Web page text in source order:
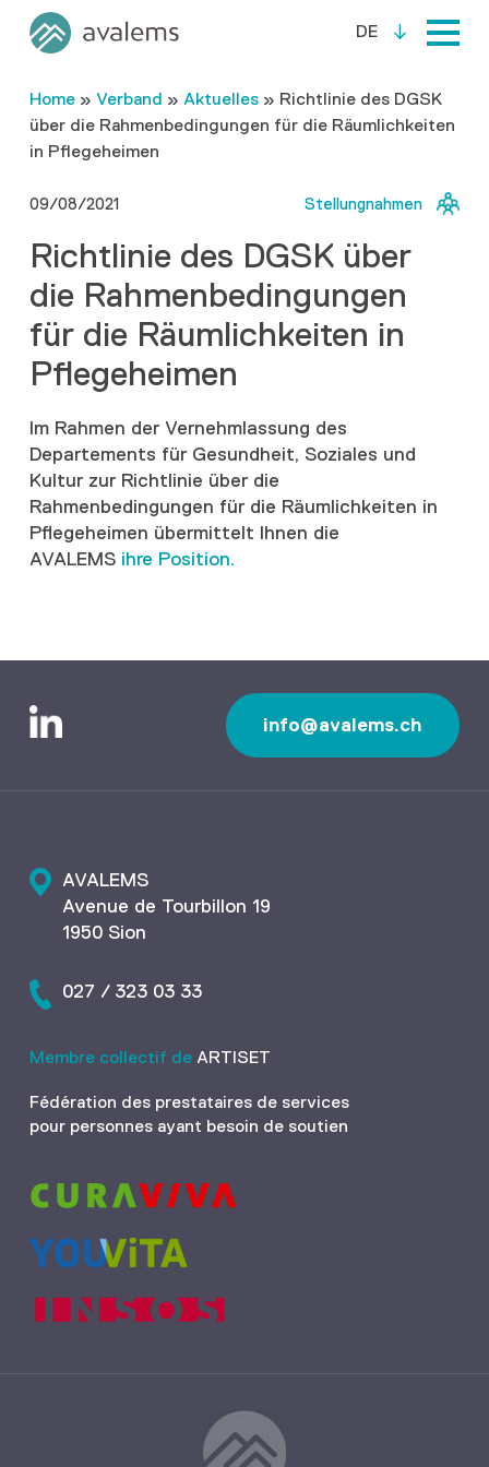
DE
Home» Verband » Aktuelles» Richtlinie des DGSK
über die Rahmenbedingungen für die Räumlichkeiten
in Pflegeheimen
09/08/2021 Stellungnahmen
Richtlinie des DGSK über
die Rahmenbedingungen
für die Räumlichkeiten in
Pflegeheimen
Im Rahmen der Vernehmlassung des
Departements für Gesundheit, Soziales und
Kultur zur Richtlinie über die
Rahmenbedingungen für die Räumlichkeiten in
Pflegeheimen übermittelt Ihnen die
AVALEMS ihre Position.
info@avalems.ch
AVALEMS
Avenue de Tourbillon 19
1950 Sion
027 / 323 03 33
Membre collectif deARTISET
Fédération des prestataires de services
pour personnes ayant besoin de soutien